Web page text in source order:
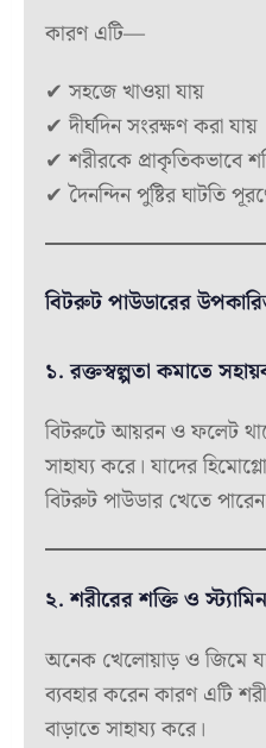
কারণ এটি—
✔ সহজে খাওয়া যায়
✔ দীর্ঘদিন সংরক্ষণ করা যায়
✔ শরীরকে প্রাকৃতিকভাবে
✔ দৈনন্দিন পুষ্টির ঘাটতি
বিটরুট পাউডারের
১. রক্তস্বল্পতা কমাতে
বিটরুটে আয়রন ও ফলেট
সাহায্য করে। যাদের
বিটরুট পাউডার খেতে
২. শরীরের শক্তি ও
অনেক খেলোয়াড় ও জিমে
ব্যবহার করেন কারণ এটি
বাড়াতে সাহায্য করে।